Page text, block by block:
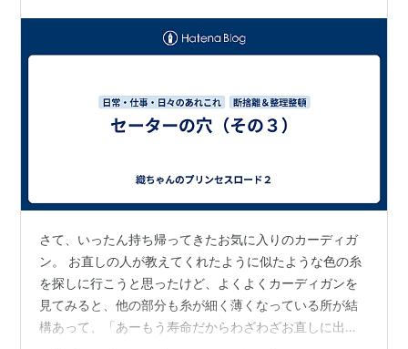
さて、いったん持ち帰ってきたお気に入りのカーディガ
ン。 お直しの人が教えてくれたように似たような色の糸
を探しに行こうと思ったけど、よくよくカーディガンを
見てみると、他の部分も糸が細く薄くなっている所が結
構あって、「あーもう寿命だからわざわざお直しに出さ